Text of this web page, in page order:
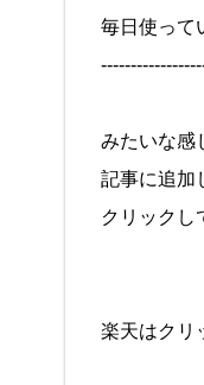
毎日使って
みたいな感
記事に追加
クリックし
楽天はクリ